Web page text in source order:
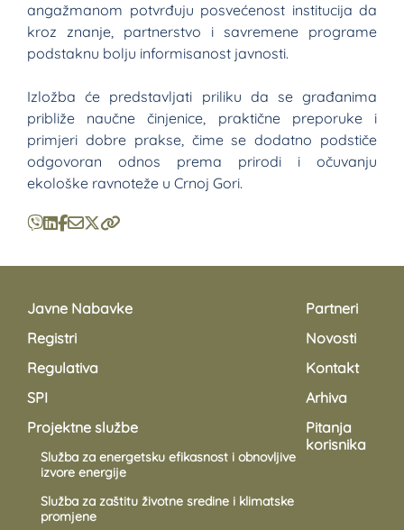
angažmanom potvrđuju posvećenost institucija da
kroz znanje, partnerstvo i savremene programe
podstaknu bolju informisanost javnosti.
Izložba će predstavljati priliku da se građanima
približe naučne činjenice, praktične preporuke i
primjeri dobre prakse, čime se dodatno podstiče
odgovoran odnos prema prirodi i očuvanju
ekološke ravnoteže u Crnoj Gori.
Javne Nabavke
Registri
Regulativa
SPI
Projektne službe
Služba za energetsku efikasnost i obnovljive
izvore energije
Služba za zaštitu životne sredine i klimatske
promjene
Partneri
Novosti
Kontakt
Arhiva
Pitanja
korisnika